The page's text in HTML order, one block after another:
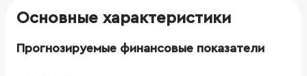
Основные характеристики
Прогнозируемые финансовые показатели